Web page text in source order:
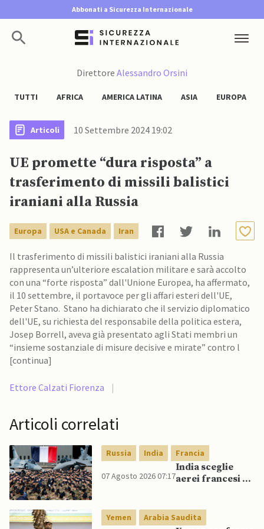
Abbonati a Sicurezza Internazionale
Direttore Alessandro Orsini
TUTTI AFRICA AMERICA LATINA ASIA EUROPA
Articoli 10 Settembre 2024 19:02
UE promette “dura risposta” a
trasferimento di missili balistici
iraniani alla Russia
Europa USA e Canada Iran
Il trasferimento di missili balistici iraniani alla Russia
rappresenta un’ulteriore escalation militare e sarà accolto
con una “forte risposta” dall'Unione Europea, ha affermato,
il 10 settembre, il portavoce per gli affari esteri dell'UE,
Peter Stano. Stano ha dichiarato che il servizio diplomatico
dell'UE, su richiesta del responsabile della politica estera,
Josep Borrell, aveva già presentato agli Stati membri un
“insieme sostanziale di misure decisive e mirate” contro l
[continua]
Ettore Calzati Fiorenza |
Articoli correlati
Russia India Francia
07 Agosto 2026 07:17
India sceglie
aerei francesi e
nazionale,
rifiutando
Yemen Arabia Saudita